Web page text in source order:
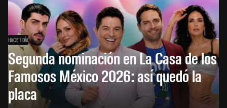
HACE 1 DÍA
Segunda nominación en La Casa de los
Famosos México 2026: así quedó la
placa